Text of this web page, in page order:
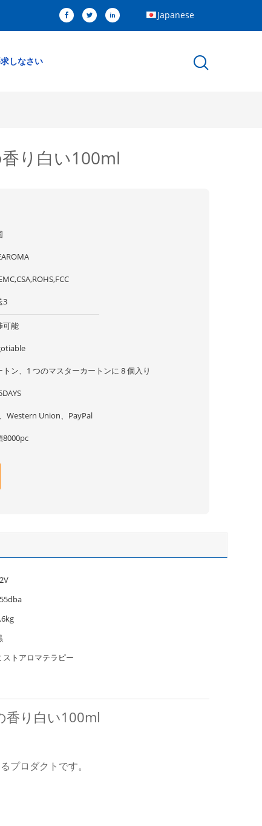
Japanese
しなさい
り白い100ml
3
可能
トン、1 つのマスターカートンに 8 個入り
Western Union、PayPal
8000pc
ストアロマテラピー
香り白い100ml
プロダクトです。